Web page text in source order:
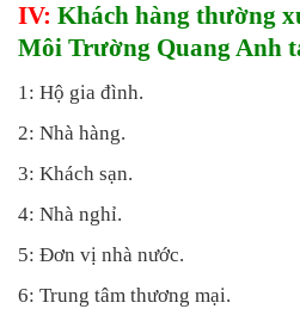
IV: Khách hàng thường
Môi Trường Quang Anh
1: Hộ gia đình.
2: Nhà hàng.
3: Khách sạn.
4: Nhà nghỉ.
5: Đơn vị nhà nước.
6: Trung tâm thương mại.